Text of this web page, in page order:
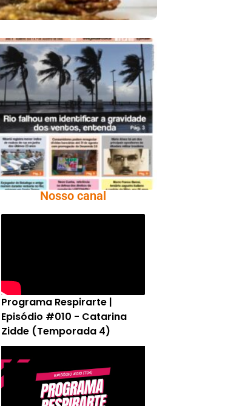
Ano X – Número 366
01 A 07 De Agosto De
2026
Nosso canal
Programa Respirarte |
Episódio #010 - Catarina
Zidde (Temporada 4)